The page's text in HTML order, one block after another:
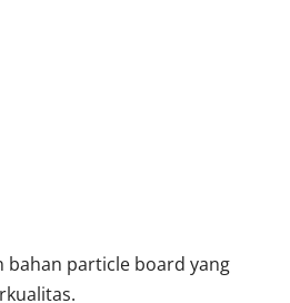
bahan particle board yang